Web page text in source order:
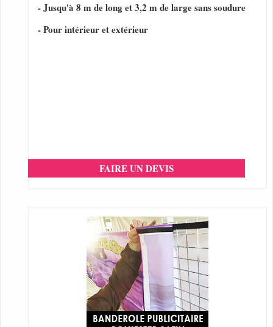
- Jusqu'à 8 m de long et 3,2 m de large sans soudure
- Pour intérieur et extérieur
FAIRE UN DEVIS